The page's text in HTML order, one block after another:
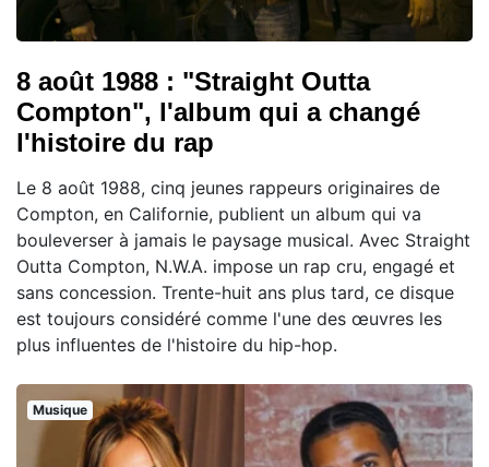
8 août 1988 : "Straight Outta
Compton", l'album qui a changé
l'histoire du rap
Le 8 août 1988, cinq jeunes rappeurs originaires de
Compton, en Californie, publient un album qui va
bouleverser à jamais le paysage musical. Avec Straight
Outta Compton, N.W.A. impose un rap cru, engagé et
sans concession. Trente-huit ans plus tard, ce disque
est toujours considéré comme l'une des œuvres les
plus influentes de l'histoire du hip-hop.
Musique